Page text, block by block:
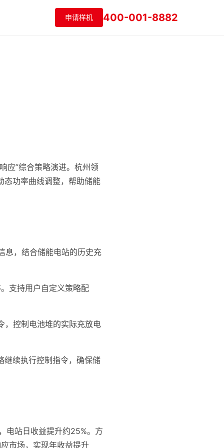
申请样机 400-001-8882
应”综合策略演进。杭州领
态功率曲线调整，帮助储能
息，结合储能电站的历史充
支持用户自定义策略配
，控制电池堆的实际充放电
继续执行控制指令，确保储
电站日收益提升约25%。方
市场，实现年收益提升